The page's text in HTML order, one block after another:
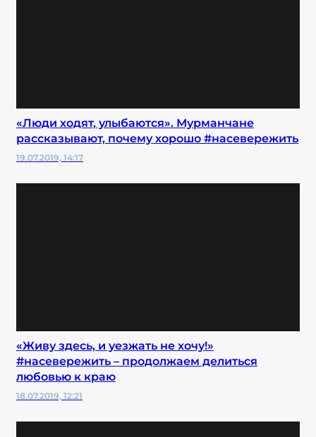
«Люди ходят, улыбаются». Мурманчане
рассказывают, почему хорошо #насевережить
19.07.2019, 14:17
«Живу здесь, и уезжать не хочу!»
#насевережить – продолжаем делиться
любовью к краю
18.07.2019, 12:21